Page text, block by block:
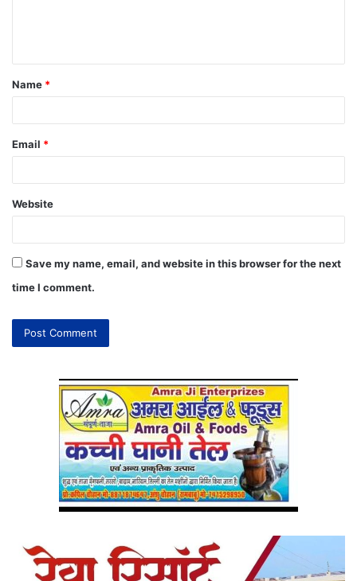
Name *
Email *
Website
Save my name, email, and website in this browser for the next
time I comment.